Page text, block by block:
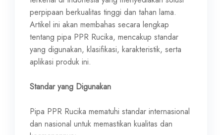
perpipaan berkualitas tinggi dan tahan lama.
Artikel ini akan membahas secara lengkap
tentang pipa PPR Rucika, mencakup standar
yang digunakan, klasifikasi, karakteristik, serta
aplikasi produk ini.
Standar yang Digunakan
Pipa PPR Rucika mematuhi standar internasional
dan nasional untuk memastikan kualitas dan